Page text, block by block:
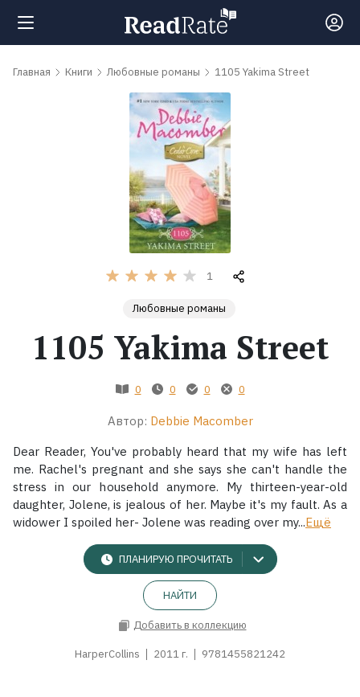
Поиск
Авторы
Экранизации
Коллекции
Главная Книги Любовные романы 1105 Yakima Street
1
Любовные романы
1105 Yakima Street
0 0 0 0
Автор: Debbie Macomber
Dear Reader, You've probably heard that my wife has left
me. Rachel's pregnant and she says she can't handle the
stress in our household anymore. My thirteen-year-old
daughter, Jolene, is jealous of her. Maybe it's my fault. As a
widower I spoiled her- Jolene was reading over my...Ещё
ПЛАНИРУЮ ПРОЧИТАТЬ
НАЙТИ
Добавить в коллекцию
HarperCollins 2011 г. 9781455821242